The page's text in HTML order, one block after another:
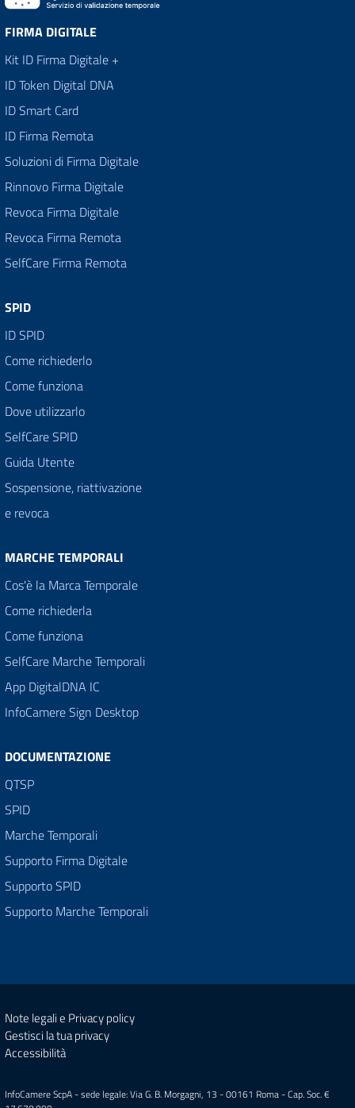
FIRMA DIGITALE
Kit ID Firma Digitale +
ID Token Digital DNA
ID Smart Card
ID Firma Remota
Soluzioni di Firma Digitale
Rinnovo Firma Digitale
Revoca Firma Digitale
Revoca Firma Remota
SelfCare Firma Remota
SPID
ID SPID
Come richiederlo
Come funziona
Dove utilizzarlo
SelfCare SPID
Guida Utente
Sospensione, riattivazione
e revoca
MARCHE TEMPORALI
Cos'è la Marca Temporale
Come richiederla
Come funziona
SelfCare Marche Temporali
App DigitalDNA IC
InfoCamere Sign Desktop
DOCUMENTAZIONE
QTSP
SPID
Marche Temporali
Supporto Firma Digitale
Supporto SPID
Supporto Marche Temporali
Note legali e Privacy policy
Gestisci la tua privacy
Accessibilità
InfoCamere ScpA - sede legale: Via G. B. Morgagni, 13 - 00161 Roma - Cap. Soc. €